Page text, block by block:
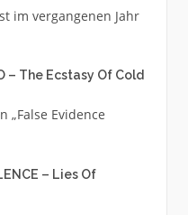
im vergangenen Jahr
– The Ecstasy Of Cold
„False Evidence
– Lies Of